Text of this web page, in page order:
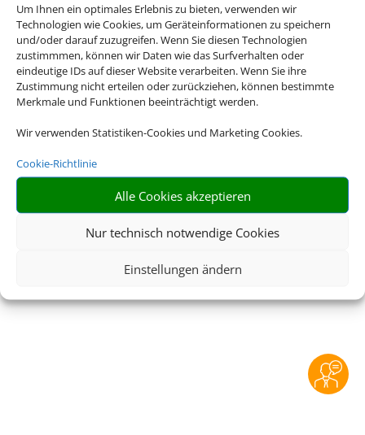
Um Ihnen ein optimales Erlebnis zu bieten, verwenden wir
Technologien wie Cookies, um Geräteinformationen zu speichern
und/oder darauf zuzugreifen. Wenn Sie diesen Technologien
zustimmmen, können wir Daten wie das Surfverhalten oder
eindeutige IDs auf dieser Website verarbeiten. Wenn Sie ihre
Zustimmung nicht erteilen oder zurückziehen, können bestimmte
Merkmale und Funktionen beeinträchtigt werden.
Wir verwenden Statistiken-Cookies und Marketing Cookies.
Cookie-Richtlinie
Alle Cookies akzeptieren
Nur technisch notwendige Cookies
Einstellungen ändern
Rechtliche Informationen
In|Service|Blacklisted Airlines|AGB|
Barrierefreiheitserklärung
© 2026 • Schmetterling